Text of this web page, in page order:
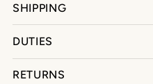
SHIPPING
DUTIES
RETURNS